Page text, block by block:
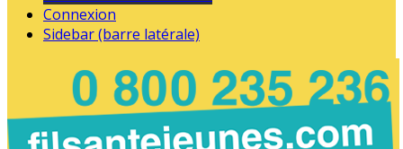
Connexion
Sidebar (barre latérale)